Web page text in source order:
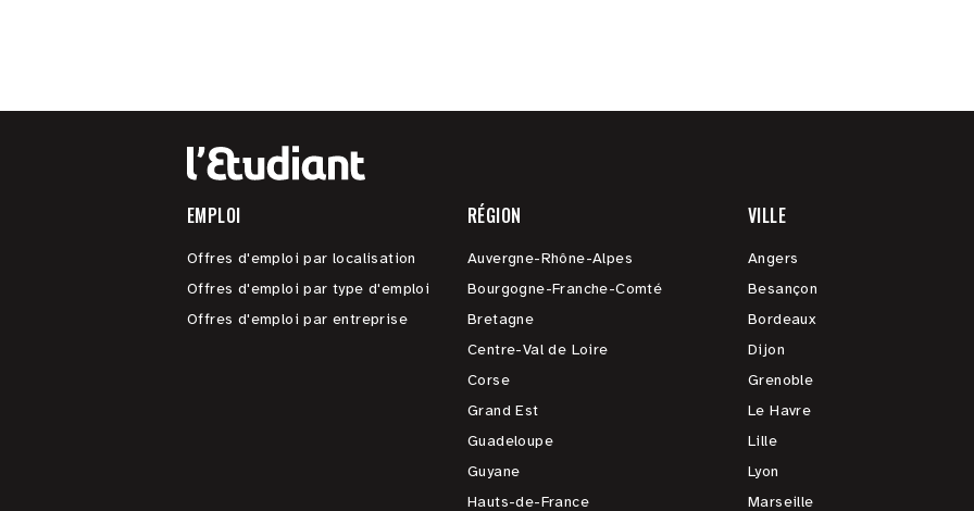
EMPLOI
Offres d'emploi par localisation
Offres d'emploi par type d'emploi
Offres d'emploi par entreprise
RÉGION
Auvergne-Rhône-Alpes
Bourgogne-Franche-Comté
Bretagne
Centre-Val de Loire
Corse
Grand Est
Guadeloupe
Guyane
Hauts-de-France
VILLE
Angers
Besançon
Bordeaux
Dijon
Grenoble
Le Havre
Lille
Lyon
Marseille